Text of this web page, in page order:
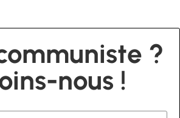
?
nous !